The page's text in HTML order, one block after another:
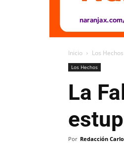
Inicio Los Hechos
Los Hechos
La
Por Redacción